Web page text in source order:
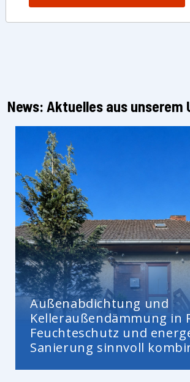
News: Aktuelles aus unserem
Außenabdichtung und
Kelleraußendämmung in
Feuchteschutz und
Sanierung sinnvoll